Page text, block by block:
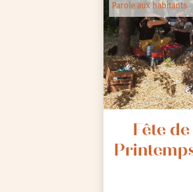
Parole aux habitants
Fête